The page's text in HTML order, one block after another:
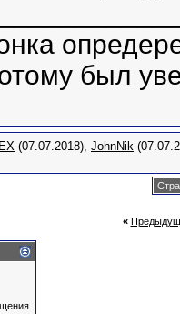
был
(07.07.2018), JohnNik
«